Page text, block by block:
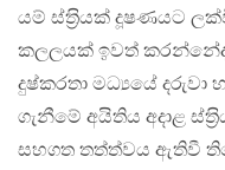
යම් ස්ත‍්‍රියක් දූෂණයට
කලලයක් ඉවත්
දුෂ්කරතා මධ්‍යයේ දරුවා
ගැනීමේ අයිතිය අදාළ
සහගත තත්ත්වය ඇතිවී